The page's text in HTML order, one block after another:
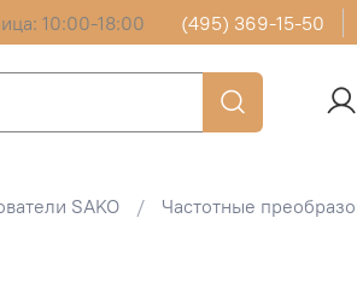
10:00-18:00 (495) 369-15-50
SAKO Частотные